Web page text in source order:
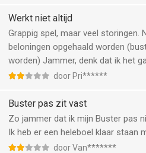
Werkt niet altijd
Grappig spel, maar veel storingen.
beloningen opgehaald worden
worden) Jammer, denk dat ik het
door Pri******
Buster pas zit vast
Zo jammer dat ik mijn Buster pas
Ik heb er een heleboel klaar staan
door Van*******